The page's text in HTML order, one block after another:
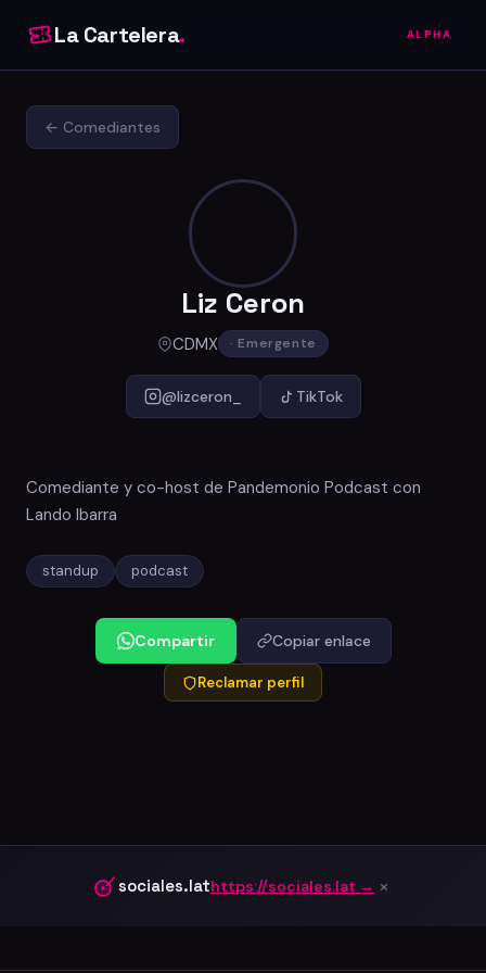
La Cartelera. ALPHA
← Comediantes
Liz Ceron
CDMX · Emergente
@lizceron_ TikTok
Comediante y co-host de Pandemonio Podcast con
Lando Ibarra
standup podcast
Compartir Copiar enlace
Reclamar perfil
sociales.lathttps://sociales.lat → ×